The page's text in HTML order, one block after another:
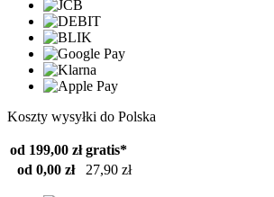
Koszty wysyłki do Polska
od 199,00 zł gratis*
od 0,00 zł
27,90 zł